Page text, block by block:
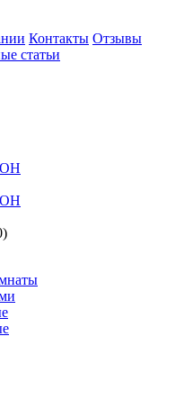
Контакты Отзывы
статьи